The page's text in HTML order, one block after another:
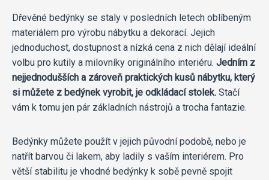
Dřevěné bedýnky se staly v posledních letech oblíbeným
materiálem pro výrobu nábytku a dekorací. Jejich
jednoduchost, dostupnost a nízká cena z nich dělají ideální
volbu pro kutily a milovníky originálního interiéru. Jedním z
nejjednodušších a zároveň praktických kusů nábytku, který
si můžete z bedýnek vyrobit, je odkládací stolek. Stačí
vám k tomu jen pár základních nástrojů a trocha fantazie.
Bedýnky můžete použít v jejich původní podobě, nebo je
natřít barvou či lakem, aby ladily s vaším interiérem. Pro
větší stabilitu je vhodné bedýnky k sobě pevně spojit